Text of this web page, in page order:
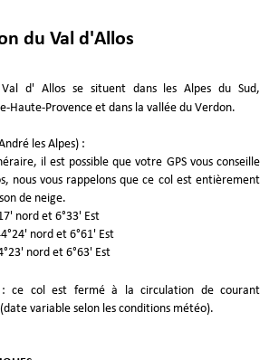
du Val d'Allos
d' Allos se situent dans les Alpes du Sud,
Haute-Provence et dans la vallée du Verdon.
les Alpes) :
il est possible que votre GPS vous conseille
nous vous rappelons que ce col est entièrement
de neige.
nord et 6°33' Est
nord et 6°61' Est
nord et 6°63' Est
: ce col est fermé à la circulation de courant
variable selon les conditions météo).